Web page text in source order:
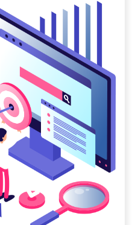
STRATEGIES
FOR
SUCCESS
IN
THE
DIGITAL
AGE